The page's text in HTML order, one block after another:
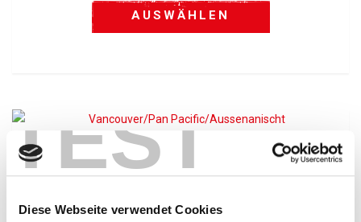
TEST
Diese Webseite verwendet Cookies
AUSWÄHLEN
Pan Pacific Hotel Vancouver *****
Das Pan Pacific Hotel besticht mit seiner modernen
Terminal. Von hier aus erreichen Sie die Top-